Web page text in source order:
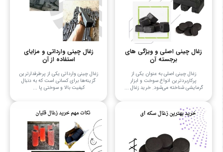
زغال چینی اصلی و ویژگی های
برجسته آن
زغال چینی اصلی به عنوان یکی از
پرکاربردترین انواع سوخت و ابزار
گرمایشی شناخته می‌شود. خرید زغال ...
زغال چینی وارداتی و مزایای
استفاده از آن
زغال چینی وارداتی یکی از پرطرفدارترین
گزینه‌ها برای کسانی است که به دنبال
کیفیت بالا و سوختی پا ...